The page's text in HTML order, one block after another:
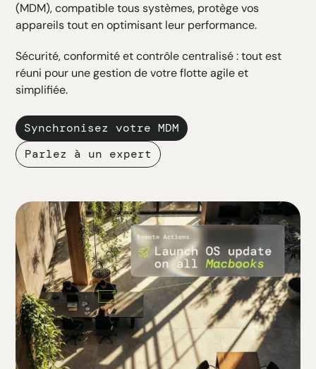
(MDM), compatible tous systèmes, protège vos
appareils tout en optimisant leur performance.
Sécurité, conformité et contrôle centralisé : tout est
réuni pour une gestion de votre flotte agile et
simplifiée.
Synchronisez votre MDM
Parlez à un expert